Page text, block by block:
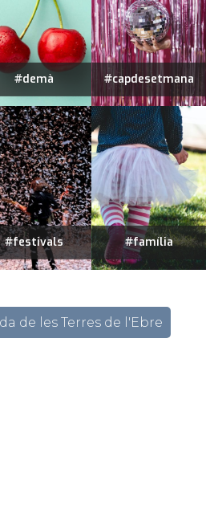
#demà #capdesetmana
#festivals #família
de les Terres de l'Ebre